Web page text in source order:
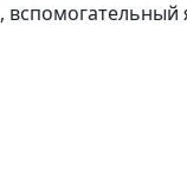
вспомогательный